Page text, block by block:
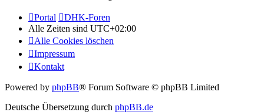
Portal
DHK-Foren
Alle Zeiten sind UTC+02:00
Alle Cookies löschen
Impressum
Kontakt
Powered by phpBB® Forum Software © phpBB Limited
Deutsche Übersetzung durch phpBB.de